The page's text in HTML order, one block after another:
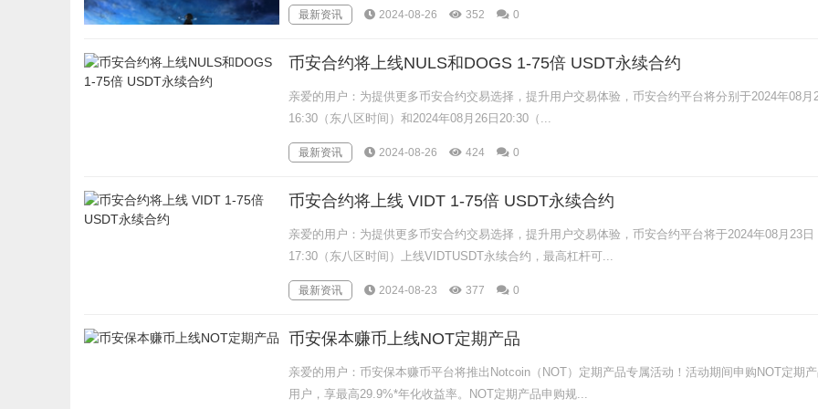
最新资讯 2024-08-26 352 0
币安合约将上线NULS和DOGS 1-75倍 USDT永续合约
亲爱的用户：为提供更多币安合约交易选择，提升用户交易体验，币安合约平台将分别于2024年08月
16:30（东八区时间）和2024年08月26日20:30（...
最新资讯 2024-08-26 424 0
币安合约将上线 VIDT 1-75倍 USDT永续合约
亲爱的用户：为提供更多币安合约交易选择，提升用户交易体验，币安合约平台将于2024年08月23日
17:30（东八区时间）上线VIDTUSDT永续合约，最高杠杆可...
最新资讯 2024-08-23 377 0
币安保本赚币上线NOT定期产品
亲爱的用户：币安保本赚币平台将推出Notcoin（NOT）定期产品专属活动！活动期间申购NOT定期
用户，享最高29.9%*年化收益率。NOT定期产品申购规...